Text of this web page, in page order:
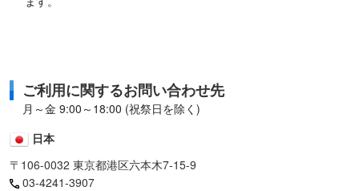
ご利用に関するお問い合わせ先
月～金 9:00～18:00 (祝祭日を除く)
日本
〒106-0032 東京都港区六本木7-15-9
03-4241-3907